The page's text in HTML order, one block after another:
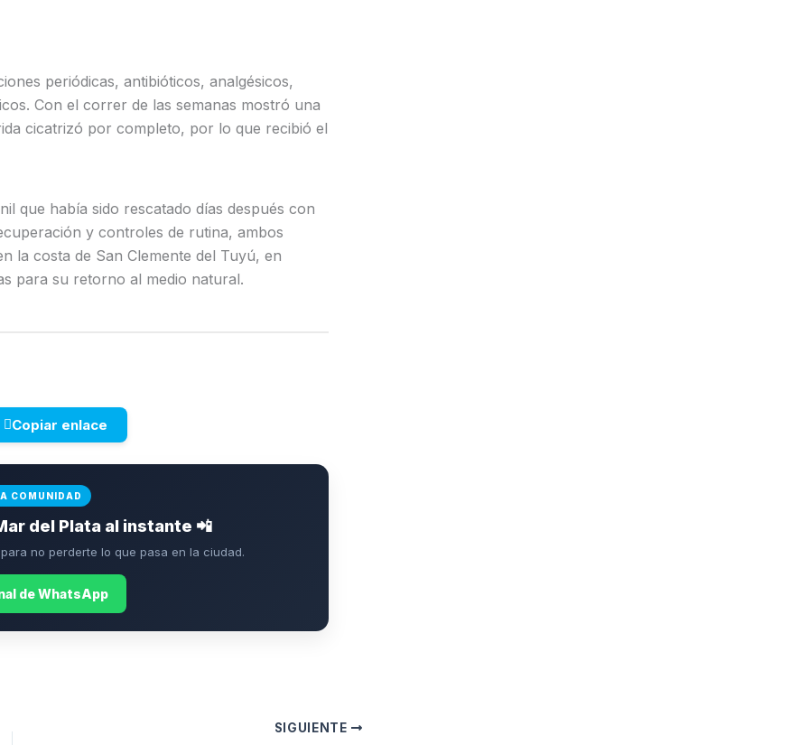
periódicas, antibióticos, analgésicos,
Con el correr de las semanas mostró una
cicatrizó por completo, por lo que recibió el
que había sido rescatado días después con
y controles de rutina, ambos
la costa de San Clemente del Tuyú, en
para su retorno al medio natural.
Copiar enlace
COMUNIDAD
del Plata al instante 📲
no perderte lo que pasa en la ciudad.
de WhatsApp
SIGUIENTE